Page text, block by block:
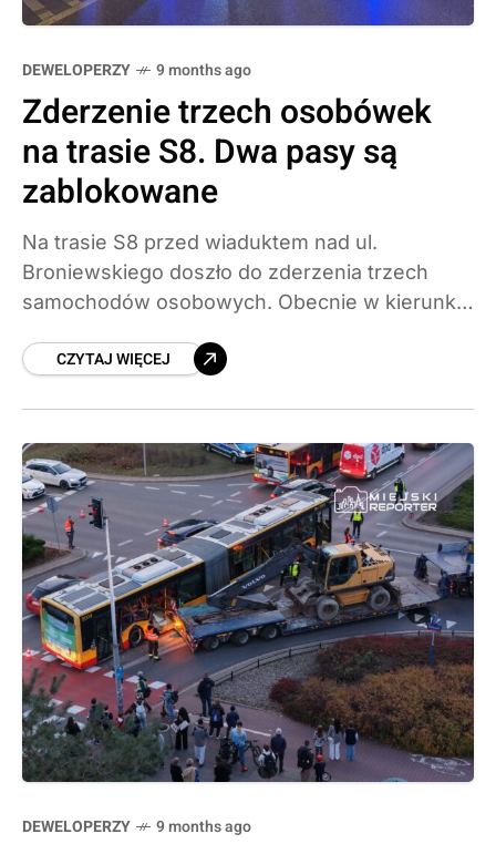
DEWELOPERZY 9 months ago
Zderzenie trzech osobówek
na trasie S8. Dwa pasy są
zablokowane
Na trasie S8 przed wiaduktem nad ul.
Broniewskiego doszło do zderzenia trzech
samochodów osobowych. Obecnie w kierunku
co powoduje duże utrudnienia w ruchu.
CZYTAJ WIĘCEJ
DEWELOPERZY 9 months ago